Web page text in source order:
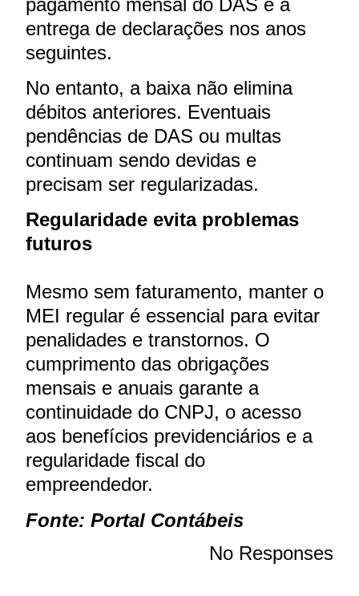
entrega de declarações nos anos
seguintes.
No entanto, a baixa não elimina
débitos anteriores. Eventuais
pendências de DAS ou multas
continuam sendo devidas e
precisam ser regularizadas.
Regularidade evita problemas
futuros
Mesmo sem faturamento, manter o
MEI regular é essencial para evitar
penalidades e transtornos. O
cumprimento das obrigações
mensais e anuais garante a
continuidade do CNPJ, o acesso
aos benefícios previdenciários e a
regularidade fiscal do
empreendedor.
Fonte: Portal Contábeis
No Responses